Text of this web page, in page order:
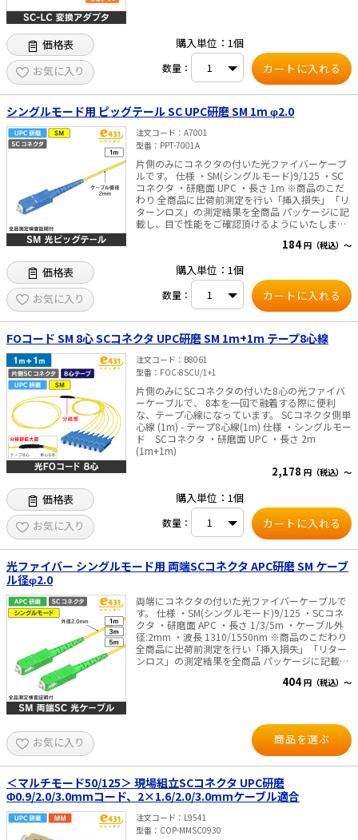
価格表
お気に入り
購入単位：1個
数量：
シングルモード用 ピッグテール SC UPC研磨 SM 1m φ2.0
注文コード
A7001
型番
PPT-7001A
片側のみにコネクタの付いた光ファイバーケーブ
ルです。 仕様 ・SM(シングルモード)9/125 ・SC
コネクタ ・研磨面 UPC ・長さ 1m ※商品のこだ
わり 全商品に出荷前測定を行い「挿入損失」「リ
ターンロス」の測定結果を全商品 パッケージに記
載し、目で性能をご確認頂けるようにいたしまし
184 円（税込）～
価格表
お気に入り
購入単位：1個
数量：
FOコード SM 8心 SCコネクタ UPC研磨 SM 1m+1m テープ8心線
注文コード
B8061
型番
FOC-8SCU/1+1
片側のみにSCコネクタの付いた8心の光ファイバ
ーケーブルで、 8本を一回で融着する際に便利
な、テープ心線になっています。 SCコネクタ側単
心線 (1m) - テープ8心線(1m) 仕様 ・シングルモー
ド SCコネクタ ・研磨面 UPC ・長さ 2m
(1m+1m)
2,178 円（税込）～
価格表
お気に入り
購入単位：1個
数量：
光ファイバー シングルモード用 両端SCコネクタ APC研磨 SM ケーブ
ル径φ2.0
両端にコネクタの付いた光ファイバーケーブルで
す。 仕様 ・SM(シングルモード)9/125 ・SCコネ
クタ ・研磨面 APC ・長さ 1/3/5m ・ケーブル外
径:2mm ・波長 1310/1550nm ※商品のこだわり
全商品に出荷前測定を行い「挿入損失」「リター
ンロス」の測定結果を全商品 パッケージに記載
404 円（税込）～
お気に入り 商品を選ぶ
＜マルチモード50/125＞ 現場組立SCコネクタ UPC研磨
Φ0.9/2.0/3.0mmコード、2×1.6/2.0/3.0mmケーブル適合
注文コード
L9541
型番
COP-MMSC0930